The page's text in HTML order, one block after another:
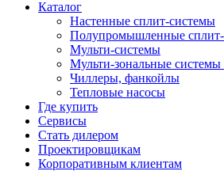
Каталог
Настенные сплит-системы
Полупромышленные
Мульти-системы
Мульти-зональные
Чиллеры, фанкойлы
Тепловые насосы
Где купить
Сервисы
Стать дилером
Проектировщикам
Корпоративным клиентам